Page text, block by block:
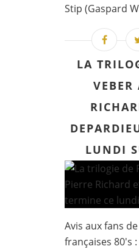
Stip (Gaspard
LA
VEBER
LUNDI
Avis aux fans
françaises 80's